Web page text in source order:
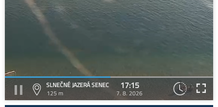
SLNEČNÉ JAZERÁ SENEC
125 m
17:15
7. 8. 2026